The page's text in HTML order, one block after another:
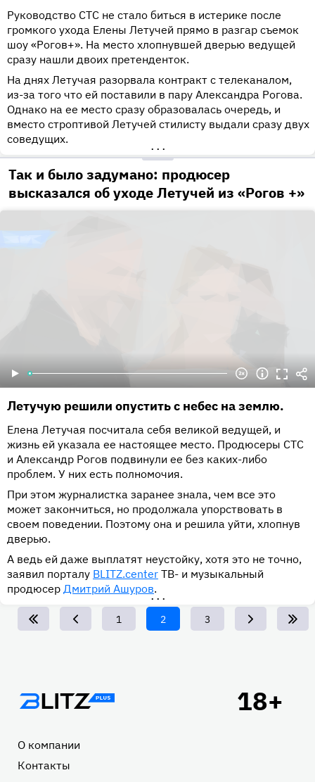
Руководство СТС не стало биться в истерике после
громкого ухода Елены Летучей прямо в разгар съемок
шоу «Рогов+». На место хлопнувшей дверью ведущей
сразу нашли двоих претенденток.
На днях Летучая разорвала контракт с телеканалом,
из-за того что ей поставили в пару Александра Рогова.
Однако на ее место сразу образовалась очередь, и
вместо строптивой Летучей стилисту выдали сразу двух
соведущих.
•••
Так и было задумано: продюсер
высказался об уходе Летучей из «Рогов +»
Летучую решили опустить с небес на землю.
Елена Летучая посчитала себя великой ведущей, и
жизнь ей указала ее настоящее место. Продюсеры СТС
и Александр Рогов подвинули ее без каких-либо
проблем. У них есть полномочия.
При этом журналистка заранее знала, чем все это
может закончиться, но продолжала упорствовать в
своем поведении. Поэтому она и решила уйти, хлопнув
дверью.
А ведь ей даже выплатят неустойку, хотя это не точно,
заявил порталу BLITZ.center ТВ- и музыкальный
продюсер Дмитрий Ашуров.
•••
Page
1 Текущая
страница
2 Page
3
Подвал
О компании
Контакты